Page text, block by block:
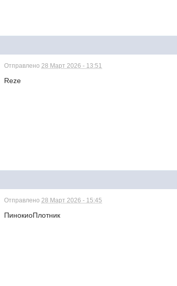
Отправлено28 Март 2026 - 13:51
Reze
Отправлено28 Март 2026 - 15:45
ПинокиоПлотник